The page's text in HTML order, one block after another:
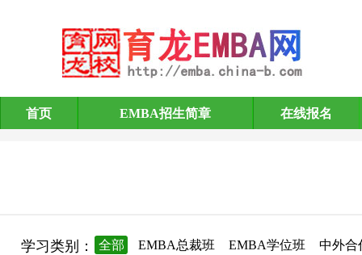
EMBA招生简章
首页 EMBA招生简章 在线报名
学习类别： 全部 EMBA总裁班 EMBA学位班 中外合